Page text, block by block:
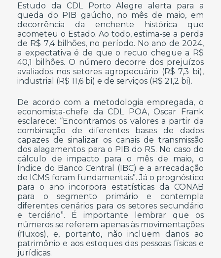
Estudo da CDL Porto Alegre alerta para a
queda do PIB gaúcho, no mês de maio, em
decorrência da enchente histórica que
acometeu o Estado. Ao todo, estima-se a perda
de R$ 7,4 bilhões, no período. No ano de 2024,
a expectativa é de que o recuo chegue a R$
40,1 bilhões. O número decorre dos prejuízos
avaliados nos setores agropecuário (R$ 7,3 bi),
industrial (R$ 11,6 bi) e de serviços (R$ 21,2 bi).
De acordo com a metodologia empregada, o
economista-chefe da CDL POA, Oscar Frank
esclarece: “Encontramos os valores a partir da
combinação de diferentes bases de dados
capazes de sinalizar os canais de transmissão
dos alagamentos para o PIB do RS. No caso do
cálculo de impacto para o mês de maio, o
Índice do Banco Central (IBC) e a arrecadação
de ICMS foram fundamentais”. Já o prognóstico
para o ano incorpora estatísticas da CONAB
para o segmento primário e contempla
diferentes cenários para os setores secundário
e terciário”. É importante lembrar que os
números se referem apenas às movimentações
(fluxos), e, portanto, não incluem danos ao
patrimônio e aos estoques das pessoas físicas e
jurídicas.